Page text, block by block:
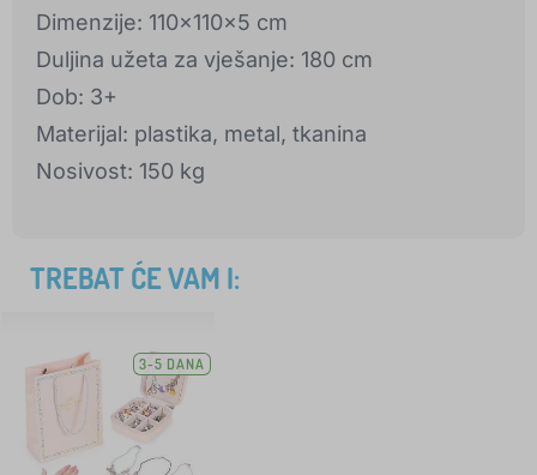
Dimenzije: 110x110x5 cm
Duljina užeta za vješanje: 180 cm
Dob: 3+
Materijal: plastika, metal, tkanina
Nosivost: 150 kg
TREBAT ĆE VAM I:
3-5 DANA